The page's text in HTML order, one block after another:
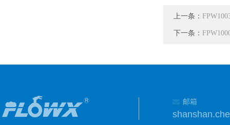
上一条：
下一条：
邮箱